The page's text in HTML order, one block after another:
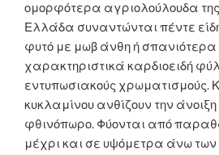
ομορφότερα αγριολούλουδα
Ελλάδα συναντώνται πέντε
φυτό με μωβ άνθη ή σπανιότερα
χαρακτηριστικά καρδιοειδή
εντυπωσιακούς χρωματισμούς.
κυκλαμίνου ανθίζουν την
φθινόπωρο. Φύονται από
μέχρι και σε υψόμετρα άνω